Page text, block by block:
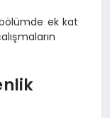
ek kat